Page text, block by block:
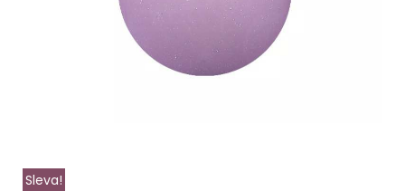
Sleva!